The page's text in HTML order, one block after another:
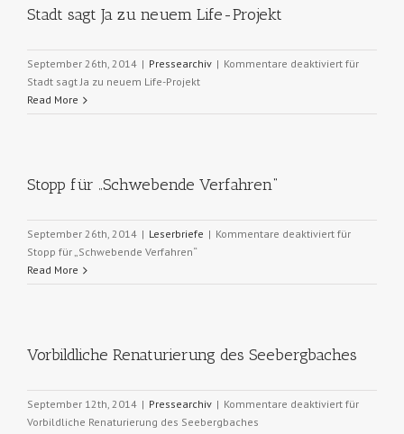
Stadt sagt Ja zu neuem Life-Projekt
September 26th, 2014 | Pressearchiv | Kommentare deaktiviert für
Stadt sagt Ja zu neuem Life-Projekt
Read More
Stopp für „Schwebende Verfahren“
September 26th, 2014 | Leserbriefe | Kommentare deaktiviert für
Stopp für „Schwebende Verfahren“
Read More
Vorbildliche Renaturierung des Seebergbaches
September 12th, 2014 | Pressearchiv | Kommentare deaktiviert für
Vorbildliche Renaturierung des Seebergbaches